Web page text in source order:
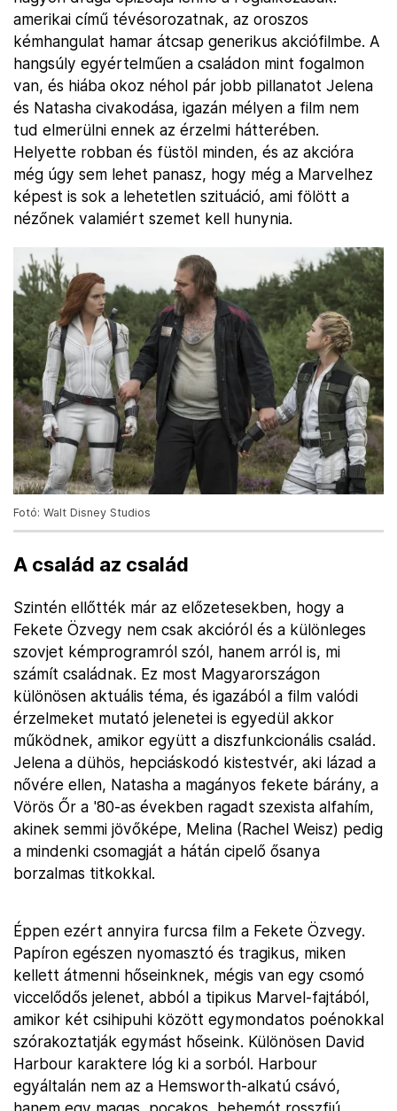
amerikai című tévésorozatnak, az oroszos
kémhangulat hamar átcsap generikus akciófilmbe. A
hangsúly egyértelműen a családon mint fogalmon
van, és hiába okoz néhol pár jobb pillanatot Jelena
és Natasha civakodása, igazán mélyen a film nem
tud elmerülni ennek az érzelmi hátterében.
Helyette robban és füstöl minden, és az akcióra
még úgy sem lehet panasz, hogy még a Marvelhez
képest is sok a lehetetlen szituáció, ami fölött a
nézőnek valamiért szemet kell hunynia.
Fotó: Walt Disney Studios
A család az család
Szintén ellőtték már az előzetesekben, hogy a
Fekete Özvegy nem csak akcióról és a különleges
szovjet kémprogramról szól, hanem arról is, mi
számít családnak. Ez most Magyarországon
különösen aktuális téma, és igazából a film valódi
érzelmeket mutató jelenetei is egyedül akkor
működnek, amikor együtt a diszfunkcionális család.
Jelena a dühös, hepciáskodó kistestvér, aki lázad a
nővére ellen, Natasha a magányos fekete bárány, a
Vörös Őr a '80-as években ragadt szexista alfahím,
akinek semmi jövőképe, Melina (Rachel Weisz) pedig
a mindenki csomagját a hátán cipelő ősanya
borzalmas titkokkal.
Éppen ezért annyira furcsa film a Fekete Özvegy.
Papíron egészen nyomasztó és tragikus, miken
kellett átmenni hőseinknek, mégis van egy csomó
viccelődős jelenet, abból a tipikus Marvel-fajtából,
amikor két csihipuhi között egymondatos poénokkal
szórakoztatják egymást hőseink. Különösen David
Harbour karaktere lóg ki a sorból. Harbour
egyáltalán nem az a Hemsworth-alkatú csávó,